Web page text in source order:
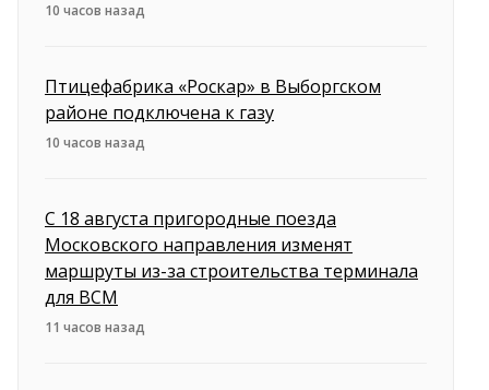
10 часов назад
Птицефабрика «Роскар» в Выборгском
районе подключена к газу
10 часов назад
С 18 августа пригородные поезда
Московского направления изменят
маршруты из-за строительства терминала
для ВСМ
11 часов назад